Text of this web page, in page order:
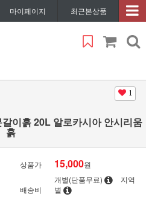
마이페이지 최근본상품
1
이흙 20L 알로카시아 안시리움
흙
상품가 15,000원
배송비
개별(단품무료)
지역
별